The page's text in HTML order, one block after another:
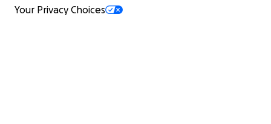
Your Privacy Choices